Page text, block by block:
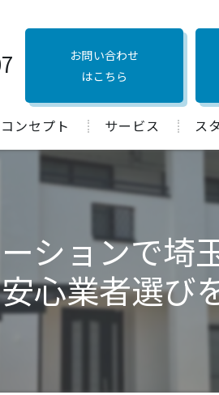
お問い合わせ
はこちら
コンセプト サービス ス
ションで埼
心業者選び